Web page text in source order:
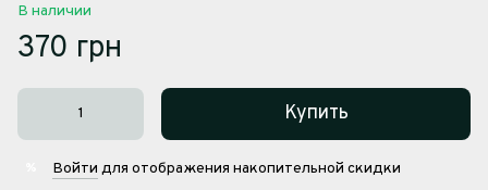
В наличии
370 грн
Купить
Войти для отображения накопительной скидки